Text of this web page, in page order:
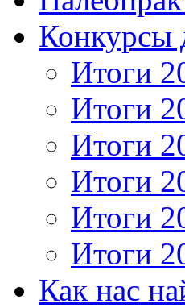
Конкурсы
Итоги
Итоги
Итоги
Итоги
Итоги
Итоги
Как нас